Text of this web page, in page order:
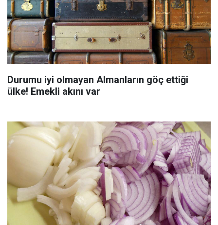
Durumu iyi olmayan Almanların göç ettiği
ülke! Emekli akını var